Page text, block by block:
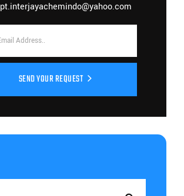
pt.interjayachemindo@yahoo.com
SEND YOUR REQUEST